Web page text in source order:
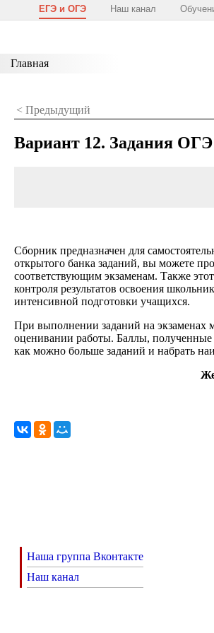
ЕГЭ и ОГЭ Наш канал
Главная
< Предыдущий
Вариант 12. Задания
Сборник предназначен для
открытого банка заданий, вы можете
соответствующим экзаменам. Также
контроля результатов освоения
интенсивной подготовки учащихся.
При выполнении заданий на экзаменах
оценивании работы. Баллы,
как можно больше заданий и набрать
Наша группа Вконтакте
Наш канал